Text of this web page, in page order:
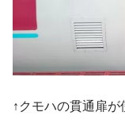
↑クモハの貫通扉